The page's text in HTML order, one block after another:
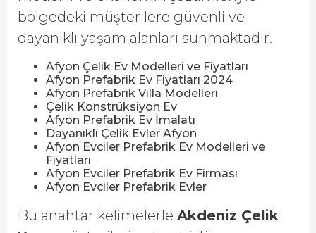
bölgedeki müşterilere güvenli ve
dayanıklı yaşam alanları sunmaktadır.
Afyon Çelik Ev Modelleri ve Fiyatları
Afyon Prefabrik Ev Fiyatları 2024
Afyon Prefabrik Villa Modelleri
Çelik Konstrüksiyon Ev
Afyon Prefabrik Ev İmalatı
Dayanıklı Çelik Evler Afyon
Afyon Evciler Prefabrik Ev Modelleri ve
Fiyatları
Afyon Evciler Prefabrik Ev Firması
Afyon Evciler Prefabrik Evler
Bu anahtar kelimelerle Akdeniz Çelik